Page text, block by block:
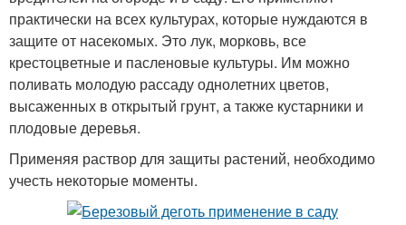
практически на всех культурах, которые нуждаются в
защите от насекомых. Это лук, морковь, все
крестоцветные и пасленовые культуры. Им можно
поливать молодую рассаду однолетних цветов,
высаженных в открытый грунт, а также кустарники и
плодовые деревья.
Применяя раствор для защиты растений, необходимо
учесть некоторые моменты.